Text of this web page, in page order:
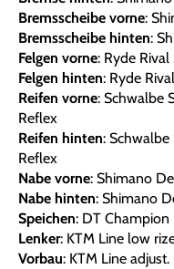
Bremsscheibe vorne:
Bremsscheibe hinten:
Felgen vorne: Ryde
Felgen hinten: Ryde
Reifen vorne: Schwalbe
Reflex
Reifen hinten:
Reflex
Nabe vorne: Shimano
Nabe hinten: Shimano
Speichen: DT Champion
Lenker: KTM Line low
Vorbau: KTM Line